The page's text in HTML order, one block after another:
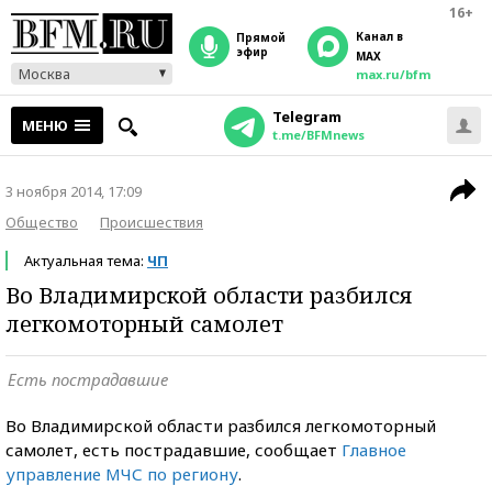
16+
Москва
прямой
эфир
Канал в
MAX
max.ru/bfm
МЕНЮ Telegram
t.me/BFMnews
3 ноября 2014, 17:09
Общество
Происшествия
Актуальная тема: ЧП
Во Владимирской области разбился
легкомоторный самолет
Есть пострадавшие
Во Владимирской области разбился легкомоторный
самолет, есть пострадавшие, сообщает Главное
управление МЧС по региону.